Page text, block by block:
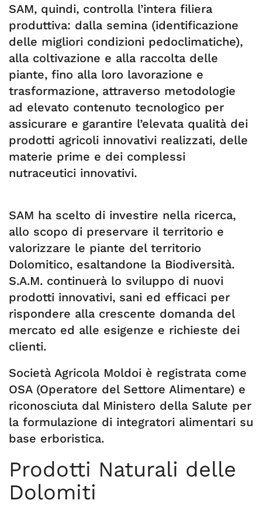
SAM, quindi, controlla l’intera filiera
produttiva: dalla semina (identificazione
delle migliori condizioni pedoclimatiche),
alla coltivazione e alla raccolta delle
piante, fino alla loro lavorazione e
trasformazione, attraverso metodologie
ad elevato contenuto tecnologico per
assicurare e garantire l’elevata qualità dei
prodotti agricoli innovativi realizzati, delle
materie prime e dei complessi
nutraceutici innovativi.
SAM ha scelto di investire nella ricerca,
allo scopo di preservare il territorio e
valorizzare le piante del territorio
Dolomitico, esaltandone la Biodiversità.
S.A.M. continuerà lo sviluppo di nuovi
prodotti innovativi, sani ed efficaci per
rispondere alla crescente domanda del
mercato ed alle esigenze e richieste dei
clienti.
Società Agricola Moldoi è registrata come
OSA (Operatore del Settore Alimentare) e
riconosciuta dal Ministero della Salute per
la formulazione di integratori alimentari su
base erboristica.
Prodotti Naturali delle
Dolomiti